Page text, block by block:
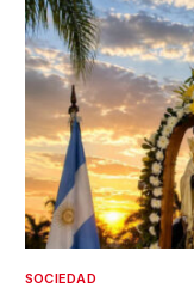
SOCIEDAD